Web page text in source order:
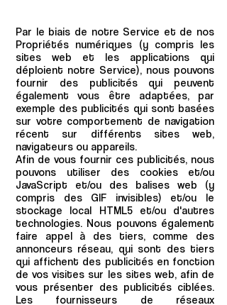
Par le biais de notre Service et de nos
Propriétés numériques (y compris les
sites web et les applications qui
déploient notre Service), nous pouvons
fournir des publicités qui peuvent
également vous être adaptées, par
exemple des publicités qui sont basées
sur votre comportement de navigation
récent sur différents sites web,
navigateurs ou appareils.
Afin de vous fournir ces publicités, nous
pouvons utiliser des cookies et/ou
JavaScript et/ou des balises web (y
compris des GIF invisibles) et/ou le
stockage local HTML5 et/ou d'autres
technologies. Nous pouvons également
faire appel à des tiers, comme des
annonceurs réseau, qui sont des tiers
qui affichent des publicités en fonction
de vos visites sur les sites web, afin de
vous présenter des publicités ciblées.
Les fournisseurs de réseaux